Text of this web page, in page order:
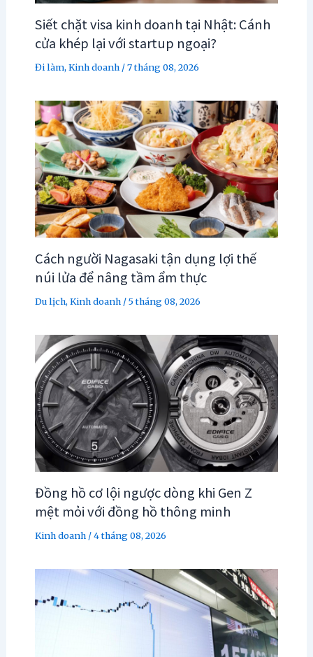
Siết chặt visa kinh doanh tại Nhật: Cánh
cửa khép lại với startup ngoại?
Đi làm, Kinh doanh/7 tháng 08, 2026
Cách người Nagasaki tận dụng lợi thế
núi lửa để nâng tầm ẩm thực
Du lịch, Kinh doanh/5 tháng 08, 2026
Đồng hồ cơ lội ngược dòng khi Gen Z
mệt mỏi với đồng hồ thông minh
Kinh doanh/4 tháng 08, 2026